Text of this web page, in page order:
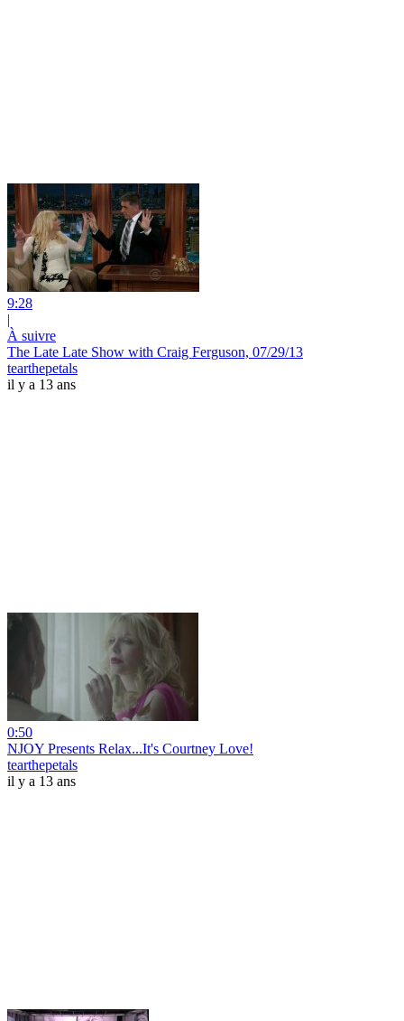
9:28
|
À suivre
The Late Late Show with Craig Ferguson, 07/29/13
tearthepetals
il y a 13 ans
0:50
NJOY Presents Relax...It's Courtney Love!
tearthepetals
il y a 13 ans